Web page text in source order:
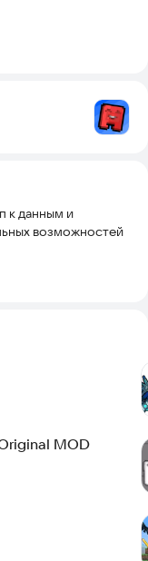
к данным и
возможностей
MOD